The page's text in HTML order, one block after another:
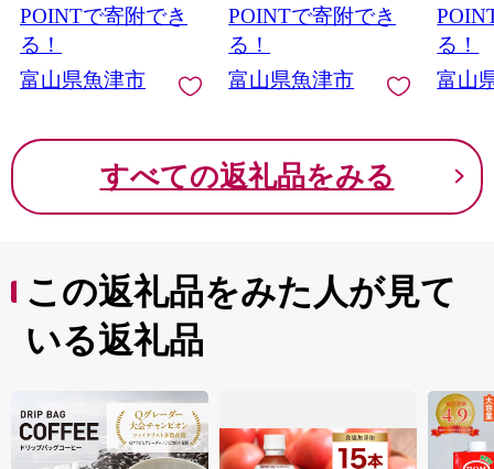
沖縄・離島への配送不
可
POINTで寄附でき
る！
富山県魚津市
POINTで寄附でき
る！
富山県魚津市
る！
富山
すべての返礼品をみる
この返礼品をみた人が見て
いる返礼品